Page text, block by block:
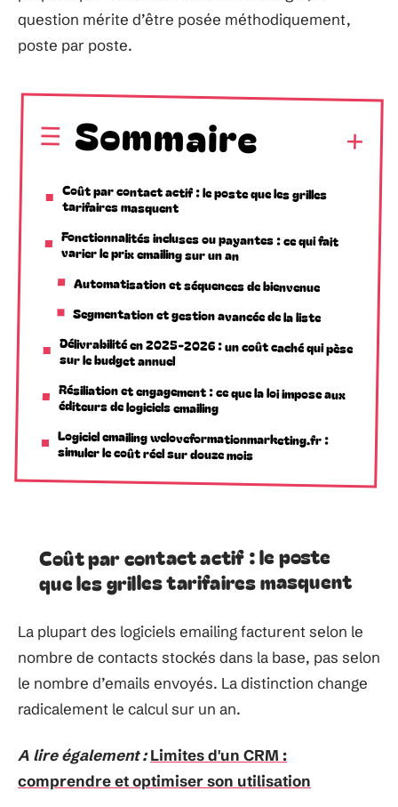
question mérite d’être posée méthodiquement,
poste par poste.
Sommaire
Coût par contact actif : le poste que les grilles
tarifaires masquent
Fonctionnalités incluses ou payantes : ce qui fait
varier le prix emailing sur un an
Automatisation et séquences de bienvenue
Segmentation et gestion avancée de la liste
Délivrabilité en 2025-2026 : un coût caché qui pèse
sur le budget annuel
Résiliation et engagement : ce que la loi impose aux
éditeurs de logiciels emailing
Logiciel emailing weloveformationmarketing.fr :
simuler le coût réel sur douze mois
Coût par contact actif : le poste
que les grilles tarifaires masquent
La plupart des logiciels emailing facturent selon le
nombre de contacts stockés dans la base, pas selon
le nombre d’emails envoyés. La distinction change
radicalement le calcul sur un an.
A lire également : Limites d'un CRM :
comprendre et optimiser son utilisation